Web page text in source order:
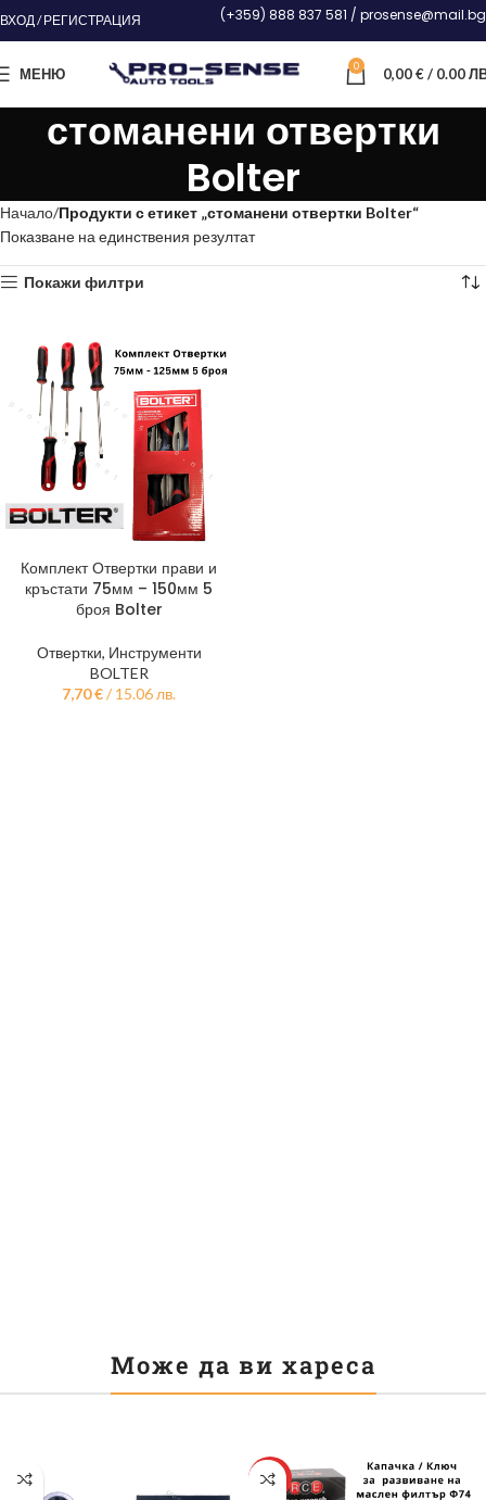
ВХОД / РЕГИСТРАЦИЯ (+359) 888 837 581 / prosense@mail.bg
МЕНЮ 0 0,00€/ 0.00
стоманени отвертки
Bolter
Начало Продукти с етикет „стоманени отвертки Bolter“
Показване на единствения резултат
Покажи филтри
Комплект Отвертки прави и
кръстати 75мм – 150мм 5
броя Bolter
Отвертки, Инструменти
BOLTER
7,70€/ 15.06 лв.
Може да ви хареса
HOT